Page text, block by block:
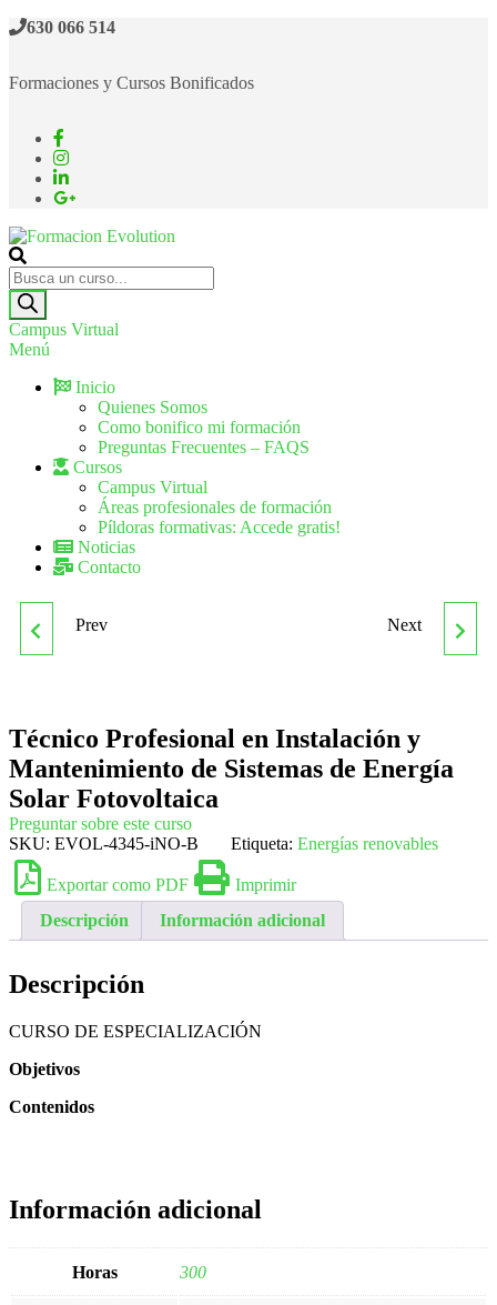
630 066 514
Formaciones y Cursos Bonificados
Formacion Evolution
Cursos de formación continua
Campus Virtual
Menú
Inicio
Quienes Somos
Como bonifico mi formación
Preguntas Frecuentes – FAQS
Cursos
Campus Virtual
Áreas profesionales de formación
Píldoras formativas: Accede gratis!
Noticias
Contacto
TÉCNICO PROFESIONAL
MANTENIMIENTO DE
SISTEMAS DE ENERGÍA
EÓLICA
Prev TÉCNICO PROFESIONAL
MANTENIMIENTO DE
SOLAR TÉRMICA
Next
Técnico Profesional en Instalación y
Mantenimiento de Sistemas de Energía
Solar Fotovoltaica
Preguntar sobre este curso
SKU: EVOL-4345-iNO-B Etiqueta: Energías renovables
Exportar como PDF
Imprimir
Descripción
Información adicional
Descripción
CURSO DE ESPECIALIZACIÓN
Objetivos
Contenidos
Información adicional
Horas 300